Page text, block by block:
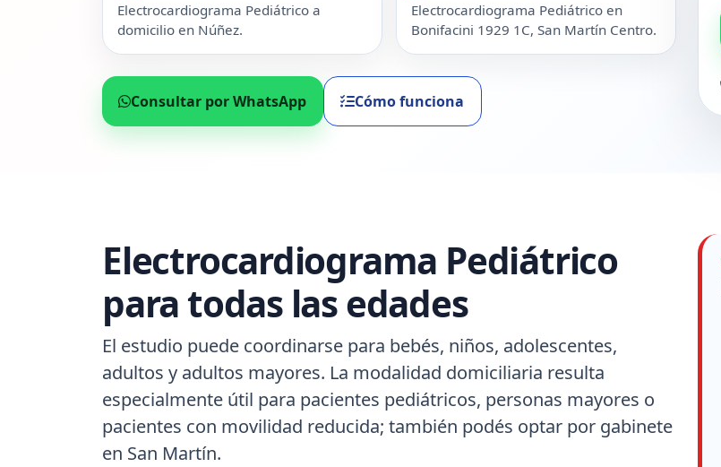
Electrocardiograma Pediátrico a
domicilio en Núñez.
Electrocardiograma Pediátrico en
Bonifacini 1929 1C, San Martín Centro.
Consultar por WhatsApp Cómo funciona
Electrocardiograma Pediátrico
para todas las edades
El estudio puede coordinarse para bebés, niños, adolescentes,
adultos y adultos mayores. La modalidad domiciliaria resulta
especialmente útil para pacientes pediátricos, personas mayores o
pacientes con movilidad reducida; también podés optar por gabinete
en San Martín.